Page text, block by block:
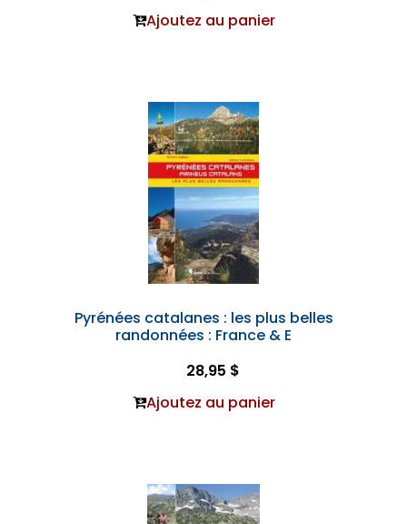
Ajoutez au panier
Pyrénées catalanes : les plus belles
randonnées : France & E
28,95 $
Ajoutez au panier